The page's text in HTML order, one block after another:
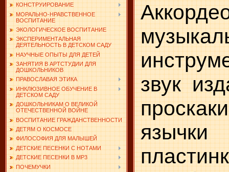
КОНСТРУИРОВАНИЕ
МОРАЛЬНО-НРАВСТВЕННОЕ
ВОСПИТАНИЕ
ЭКОЛОГИЧЕСКОЕ ВОСПИТАНИЕ
ЭКСПЕРИМЕНТАЛЬНАЯ
ДЕЯТЕЛЬНОСТЬ В ДЕТСКОМ САДУ
НАУЧНЫЕ ОПЫТЫ ДЛЯ ДЕТЕЙ
ЗАНЯТИЯ В АРТСТУДИИ ДЛЯ
ДОШКОЛЬНИКОВ
ПРАВОСЛАВАЯ ЭТИКА
ИНКЛЮЗИВНОЕ ОБУЧЕНИЕ В
ДЕТСКОМ САДУ
ДОШКОЛЬНИКАМ О ВЕЛИКОЙ
ОТЕЧЕСТВЕННОЙ ВОЙНЕ
ВОСПИТАНИЕ ГРАЖДАНСТВЕННОСТИ
ДЕТЯМ О КОСМОСЕ
ФИЛОСОФИЯ ДЛЯ МАЛЫШЕЙ
ДЕТСКИЕ ПЕСЕНКИ С НОТАМИ
ДЕТСКИЕ ПЕСЕНКИ В MP3
ПОЧЕМУЧКИ
звук